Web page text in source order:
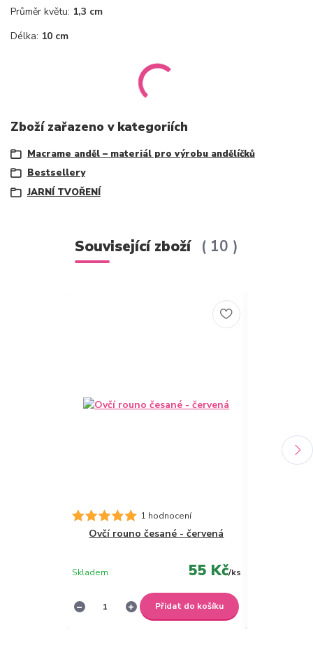
Průměr květu: 1,3 cm
Délka: 10 cm
Zboží zařazeno v kategoriích
Macrame anděl – materiál pro výrobu andělíčků
Bestsellery
JARNÍ TVOŘENÍ
Související zboží 10
1 hodnocení
Ovčí rouno česané - červená
55 Kč/ks
Skladem
Přidat do košíku